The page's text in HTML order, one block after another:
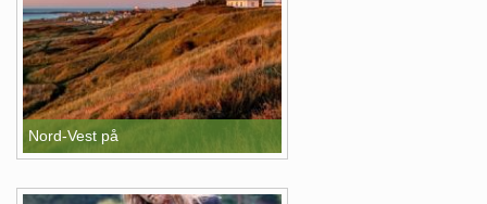
Nord-Vest på